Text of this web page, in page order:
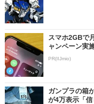
スマホ2GBで
ャンペーン実
PR(IIJmio)
ガンプラの
が4万表示「